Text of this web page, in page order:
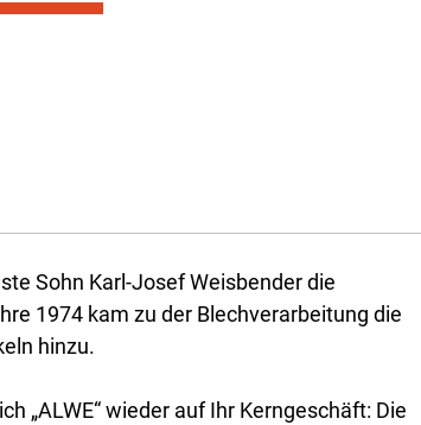
Sohn Karl-Josef Weisbender die
1974 kam zu der Blechverarbeitung die
hinzu.
„ALWE“ wieder auf Ihr Kerngeschäft: Die